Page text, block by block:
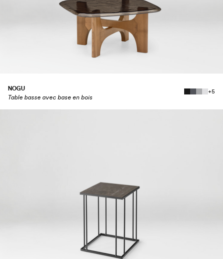
NOGU
Table basse avec base en bois
+5